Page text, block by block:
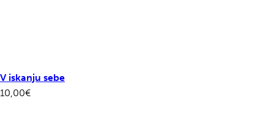
V iskanju sebe
10,00€